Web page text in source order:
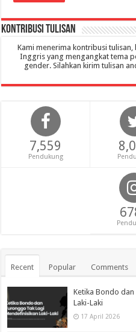
Kontribusi Tulisan
Kami menerima kontribusi
Inggris yang mengangkat tema
gender. Silahkan kirim tulisan
7,559
Pendukung
Recent Popular Comments
Ketika Bondo
Laki-Laki
17 April 2026